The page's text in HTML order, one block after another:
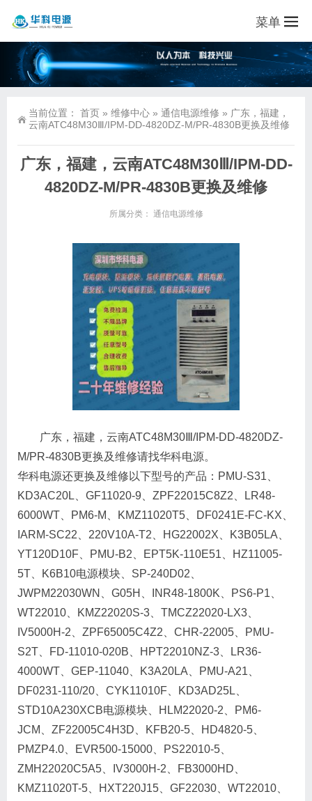
菜单
当前位置： 首页 » 维修中心 » 通信电源维修 » 广东，福建，
云南ATC48M30Ⅲ/IPM-DD-4820DZ-M/PR-4830B更换及维修
广东，福建，云南ATC48M30Ⅲ/IPM-DD-
4820DZ-M/PR-4830B更换及维修
所属分类： 通信电源维修
广东，福建，云南ATC48M30Ⅲ/IPM-DD-4820DZ-
M/PR-4830B更换及维修请找华科电源。
华科电源还更换及维修以下型号的产品：PMU-S31、
KD3AC20L、GF11020-9、ZPF22015C8Z2、LR48-
6000WT、PM6-M、KMZ11020T5、DF0241E-FC-KX、
IARM-SC22、220V10A-T2、HG22002X、K3B05LA、
YT120D10F、PMU-B2、EPT5K-110E51、HZ11005-
5T、K6B10电源模块、SP-240D02、
JWPM22030WN、G05H、INR48-1800K、PS6-P1、
WT22010、KMZ22020S-3、TMCZ22020-LX3、
IV5000H-2、ZPF65005C4Z2、CHR-22005、PMU-
S2T、FD-11010-020B、HPT22010NZ-3、LR36-
4000WT、GEP-11040、K3A20LA、PMU-A21、
DF0231-110/20、CYK11010F、KD3AD25L、
STD10A230XCB电源模块、HLM22020-2、PM6-
JCM、ZF22005C4H3D、KFB20-5、HD4820-5、
PMZP4.0、EVR500-15000、PS22010-5、
ZMH22020C5A5、IV3000H-2、FB3000HD、
KMZ11020T-5、HXT220J15、GF22030、WT22010、